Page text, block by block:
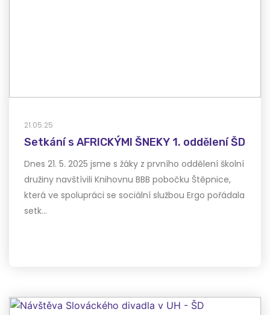
21.05.25
Setkání s AFRICKÝMI ŠNEKY 1. oddělení ŠD
Dnes 21. 5. 2025 jsme s žáky z prvního oddělení školní
družiny navštívili Knihovnu BBB pobočku Štěpnice,
která ve spolupráci se sociální službou Ergo pořádala
setk…